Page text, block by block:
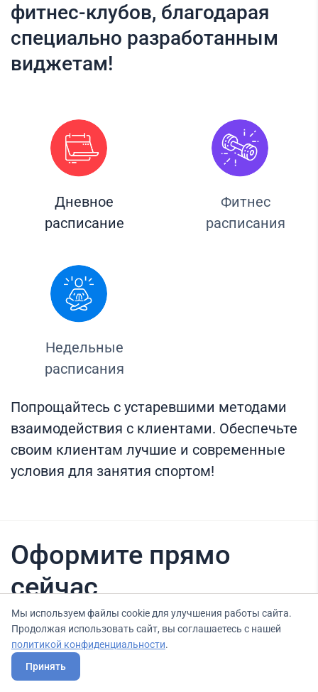
фитнес-клубов, благодарая
специально разработанным
виджетам!
Дневное
расписание
Фитнес
расписания
Недельные
расписания
Попрощайтесь с устаревшими методами
взаимодействия с клиентами. Обеспечьте
своим клиентам лучшие и современные
условия для занятия спортом!
Оформите прямо
сейчас
Нашли вариант выгоднее? Сообщите нам
об этом, и мы подберем для Вас выгодные
Мы используем файлы cookie для улучшения работы сайта.
Продолжая использовать сайт, вы соглашаетесь с нашей
политикой конфиденциальности.
Принять